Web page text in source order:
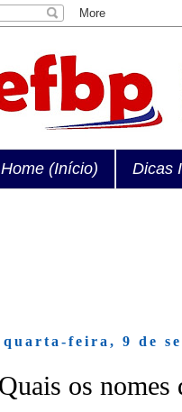
Home (Início) Dicas
quarta-feira, 9 de
Quais os nomes